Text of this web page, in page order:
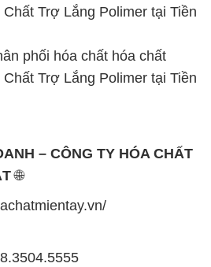
Trợ Lắng Polimer tại Tiền
phối hóa chất hóa chất
Trợ Lắng Polimer tại Tiền
– CÔNG TY HÓA CHẤT
🌐